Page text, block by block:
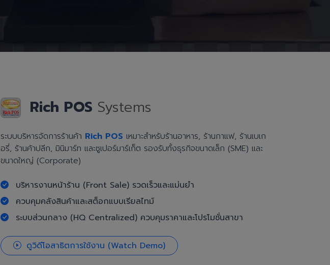
Rich POS Systems
ระบบบริหารจัดการร้านค้า Rich POS เหมาะสำหรับร้านอาหาร, ร้านกาแฟ, ร้านเบเก
อรี่, ร้านค้าปลีก, มินิมาร์ท และซูเปอร์มาร์เก็ต รองรับทั้งธุรกิจขนาดเล็ก (SME) และ
ขนาดใหญ่ (Corporate)
บริหารงานหน้าร้าน (Front Sale) รวดเร็วและแม่นยำ
ควบคุมคลังสินค้าและสต็อกแบบเรียลไทม์
ระบบส่วนกลาง (HQ Centralized) ควบคุมราคาและโปรโมชั่นสาขา
ดูวิดีโอสาธิตการใช้งาน (Watch Demo)